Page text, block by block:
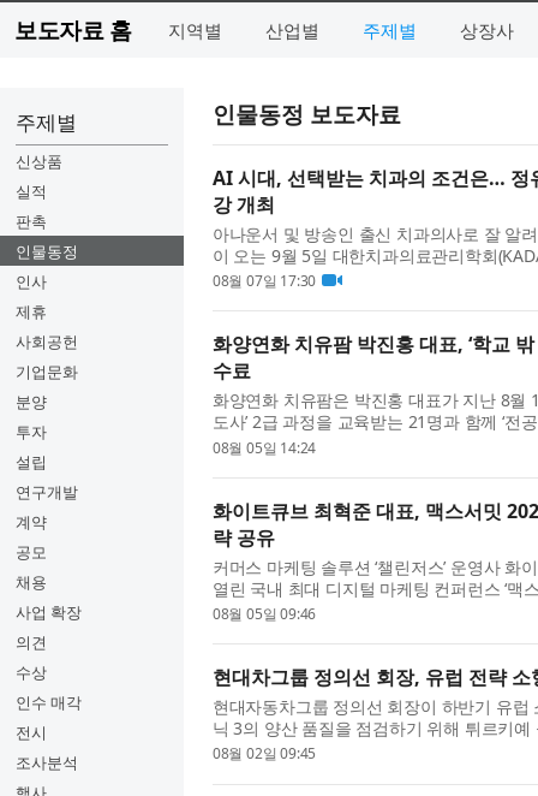
보도자료 홈 지역별 산업별 주제별 상장사
주제별
신상품
실적
판촉
인물동정
인사
제휴
사회공헌
기업문화
분양
투자
설립
연구개발
계약
공모
채용
사업 확장
의견
수상
인수 매각
전시
조사분석
인물동정 보도자료
AI 시대, 선택받는 치과의 조건은…
강 개최
아나운서 및 방송인 출신 치과의사로 잘 알
이 오는 9월 5일 대한치과의료관리학회
단독 연자로 나선다. 이번 특강은 ‘...
08월 07일 17:30
화양연화 치유팜 박진홍 대표, ‘학교
수료
화양연화 치유팜은 박진홍 대표가 지난 8월
도사’ 2급 과정을 교육받는 21명과 함께 ‘전
했다고 밝혔다. 우석대학교에...
08월 05일 14:24
화이트큐브 최혁준 대표, 맥스서밋
략 공유
커머스 마케팅 솔루션 ‘챌린저스’ 운영사
열린 국내 최대 디지털 마케팅 컨퍼런스 ‘맥
스 환경에서 브랜드의 실제 구매...
08월 05일 09:46
현대차그룹 정의선 회장, 유럽 전략
현대자동차그룹 정의선 회장이 하반기 유
닉 3의 양산 품질을 점검하기 위해 튀르키
지 시간) 이스탄불 인근 항구도...
08월 02일 09:45